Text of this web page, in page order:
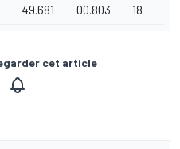
49.681 00.803 18
cet article